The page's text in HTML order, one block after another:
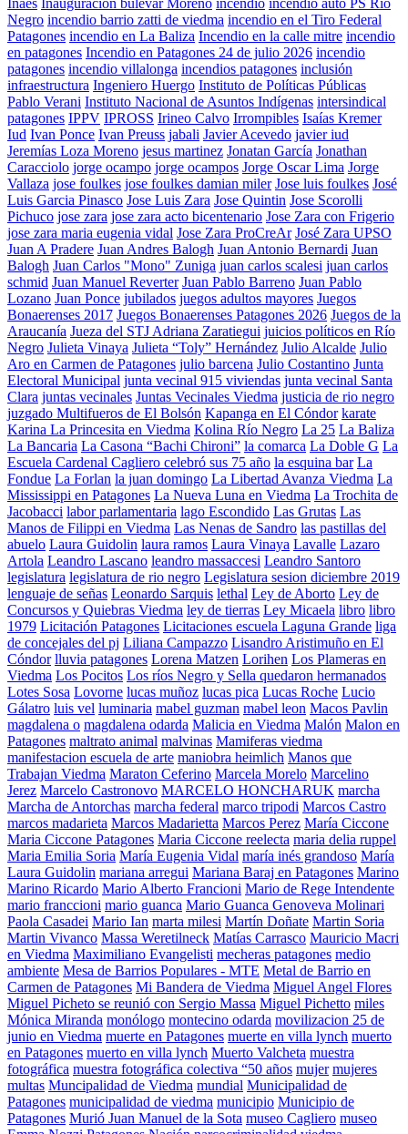
Inaes Inauguración bulevar Moreno incendio incendio auto PS Río
Negro incendio barrio zatti de viedma incendio en el Tiro Federal
Patagones incendio en La Baliza Incendio en la calle mitre incendio
en patagones Incendio en Patagones 24 de julio 2026 incendio
patagones incendio villalonga incendios patagones inclusión
infraestructura Ingeniero Huergo Instituto de Políticas Públicas
Pablo Verani Instituto Nacional de Asuntos Indígenas intersindical
patagones IPPV IPROSS Irineo Calvo Irrompibles Isaías Kremer
Iud Ivan Ponce Ivan Preuss jabali Javier Acevedo javier iud
Jeremías Loza Moreno jesus martinez Jonatan García Jonathan
Caracciolo jorge ocampo jorge ocampos Jorge Oscar Lima Jorge
Vallaza jose foulkes jose foulkes damian miler Jose luis foulkes José
Luis Garcia Pinasco Jose Luis Zara Jose Quintin Jose Scorolli
Pichuco jose zara jose zara acto bicentenario Jose Zara con Frigerio
jose zara maria eugenia vidal Jose Zara ProCreAr José Zara UPSO
Juan A Pradere Juan Andres Balogh Juan Antonio Bernardi Juan
Balogh Juan Carlos "Mono" Zuniga juan carlos scalesi juan carlos
schmid Juan Manuel Reverter Juan Pablo Barreno Juan Pablo
Lozano Juan Ponce jubilados juegos adultos mayores Juegos
Bonaerenses 2017 Juegos Bonaerenses Patagones 2026 Juegos de la
Araucanía Jueza del STJ Adriana Zaratiegui juicios políticos en Río
Negro Julieta Vinaya Julieta “Toly” Hernández Julio Alcalde Julio
Aro en Carmen de Patagones julio barcena Julio Costantino Junta
Electoral Municipal junta vecinal 915 viviendas junta vecinal Santa
Clara juntas vecinales Juntas Vecinales Viedma justicia de rio negro
juzgado Multifueros de El Bolsón Kapanga en El Cóndor karate
Karina La Princesita en Viedma Kolina Río Negro La 25 La Baliza
La Bancaria La Casona “Bachi Chironi” la comarca La Doble G La
Escuela Cardenal Cagliero celebró sus 75 año la esquina bar La
Fondue La Forlan la juan domingo La Libertad Avanza Viedma La
Mississippi en Patagones La Nueva Luna en Viedma La Trochita de
Jacobacci labor parlamentaria lago Escondido Las Grutas Las
Manos de Filippi en Viedma Las Nenas de Sandro las pastillas del
abuelo Laura Guidolin laura ramos Laura Vinaya Lavalle Lazaro
Artola Leandro Lascano leandro massaccesi Leandro Santoro
legislatura legislatura de rio negro Legislatura sesion diciembre 2019
lenguaje de señas Leonardo Sarquis lethal Ley de Aborto Ley de
Concursos y Quiebras Viedma ley de tierras Ley Micaela libro libro
1979 Licitación Patagones Licitaciones escuela Laguna Grande liga
de concejales del pj Liliana Campazzo Lisandro Aristimuño en El
Cóndor lluvia patagones Lorena Matzen Lorihen Los Plameras en
Viedma Los Pocitos Los ríos Negro y Sella quedaron hermanados
Lotes Sosa Lovorne lucas muñoz lucas pica Lucas Roche Lucio
Gálatro luis vel luminaria mabel guzman mabel leon Macos Pavlin
magdalena o magdalena odarda Malicia en Viedma Malón Malon en
Patagones maltrato animal malvinas Mamiferas viedma
manifestacion escuela de arte maniobra heimlich Manos que
Trabajan Viedma Maraton Ceferino Marcela Morelo Marcelino
Jerez Marcelo Castronovo MARCELO HONCHARUK marcha
Marcha de Antorchas marcha federal marco tripodi Marcos Castro
marcos madarieta Marcos Madarietta Marcos Perez María Ciccone
Maria Ciccone Patagones Maria Ciccone reelecta maria delia ruppel
Maria Emilia Soria María Eugenia Vidal maría inés grandoso María
Laura Guidolin mariana arregui Mariana Baraj en Patagones Marino
Marino Ricardo Mario Alberto Francioni Mario de Rege Intendente
mario franccioni mario guanca Mario Guanca Genoveva Molinari
Paola Casadei Mario Ian marta milesi Martín Doñate Martin Soria
Martin Vivanco Massa Weretilneck Matías Carrasco Mauricio Macri
en Viedma Maximiliano Evangelisti mecheras patagones medio
ambiente Mesa de Barrios Populares - MTE Metal de Barrio en
Carmen de Patagones Mi Bandera de Viedma Miguel Angel Flores
Miguel Picheto se reunió con Sergio Massa Miguel Pichetto miles
Mónica Miranda monólogo montecino odarda movilizacion 25 de
junio en Viedma muerte en Patagones muerte en villa lynch muerto
en Patagones muerto en villa lynch Muerto Valcheta muestra
fotográfica muestra fotográfica colectiva “50 años mujer mujeres
multas Muncipalidad de Viedma mundial Municipalidad de
Patagones municipalidad de viedma municipio Municipio de
Patagones Murió Juan Manuel de la Sota museo Cagliero museo